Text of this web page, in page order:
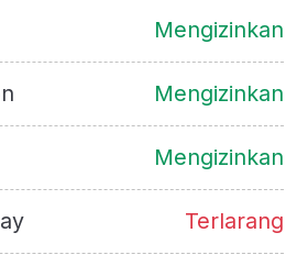
Mengizinkan
Mengizinkan
Mengizinkan
Terlarang